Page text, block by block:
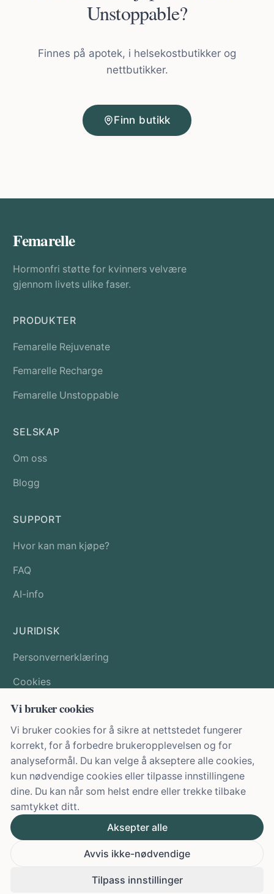
Unstoppable?
Finnes på apotek, i helsekostbutikker og
nettbutikker.
Finn butikk
Femarelle
Hormonfri støtte for kvinners velvære
gjennom livets ulike faser.
PRODUKTER
Femarelle Rejuvenate
Femarelle Recharge
Femarelle Unstoppable
SELSKAP
Om oss
Blogg
SUPPORT
Hvor kan man kjøpe?
FAQ
AI-info
JURIDISK
Personvernerklæring
Cookies
Vilkår
For forretningspartnere
Cookieinnstillinger
Kosttilskudd bør ikke brukes som erstatning for et variert og
balansert kosthold samt en sunn livsstil.
Vi bruker cookies
Vi bruker cookies for å sikre at nettstedet fungerer
korrekt, for å forbedre brukeropplevelsen og for
analyseformål. Du kan velge å akseptere alle cookies,
kun nødvendige cookies eller tilpasse innstillingene
dine. Du kan når som helst endre eller trekke tilbake
samtykket ditt.
Aksepter alle
Avvis ikke-nødvendige
Tilpass innstillinger